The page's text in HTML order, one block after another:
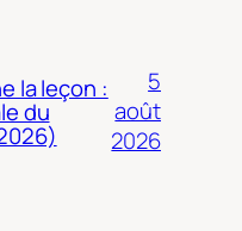
la leçon :
du
5
août
2026